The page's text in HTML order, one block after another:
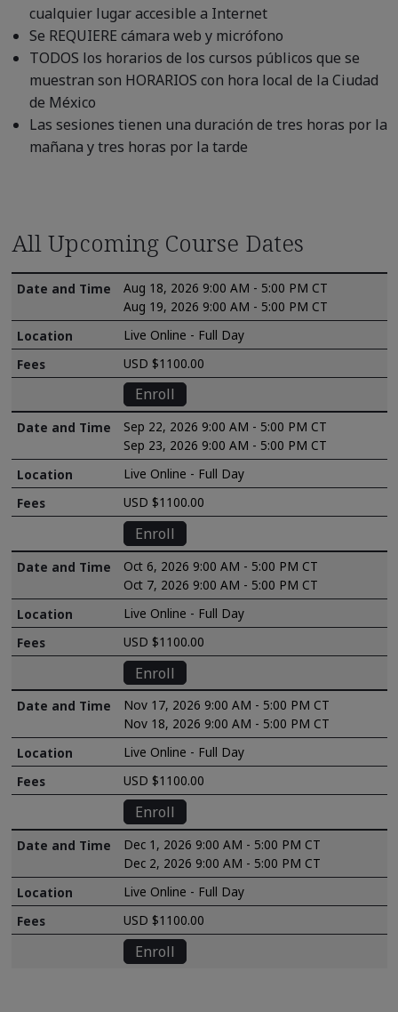
cualquier lugar accesible a Internet
Se REQUIERE cámara web y micrófono
TODOS los horarios de los cursos públicos que se
muestran son HORARIOS con hora local de la Ciudad
de México
Las sesiones tienen una duración de tres horas por la
mañana y tres horas por la tarde
All Upcoming Course Dates
Aug 18, 2026 9:00 AM - 5:00 PM CT
Aug 19, 2026 9:00 AM - 5:00 PM CT
Live Online - Full Day
USD $1100.00
Enroll
Sep 22, 2026 9:00 AM - 5:00 PM CT
Sep 23, 2026 9:00 AM - 5:00 PM CT
Live Online - Full Day
USD $1100.00
Enroll
Oct 6, 2026 9:00 AM - 5:00 PM CT
Oct 7, 2026 9:00 AM - 5:00 PM CT
Live Online - Full Day
USD $1100.00
Enroll
Nov 17, 2026 9:00 AM - 5:00 PM CT
Nov 18, 2026 9:00 AM - 5:00 PM CT
Live Online - Full Day
USD $1100.00
Enroll
Dec 1, 2026 9:00 AM - 5:00 PM CT
Dec 2, 2026 9:00 AM - 5:00 PM CT
Live Online - Full Day
USD $1100.00
Enroll